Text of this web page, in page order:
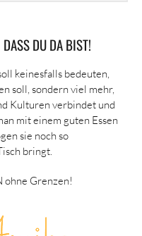
DU DA BIST!
keinesfalls bedeuten,
soll, sondern viel mehr,
Kulturen verbindet und
mit einem guten Essen
sie noch so
bringt.
ohne Grenzen!